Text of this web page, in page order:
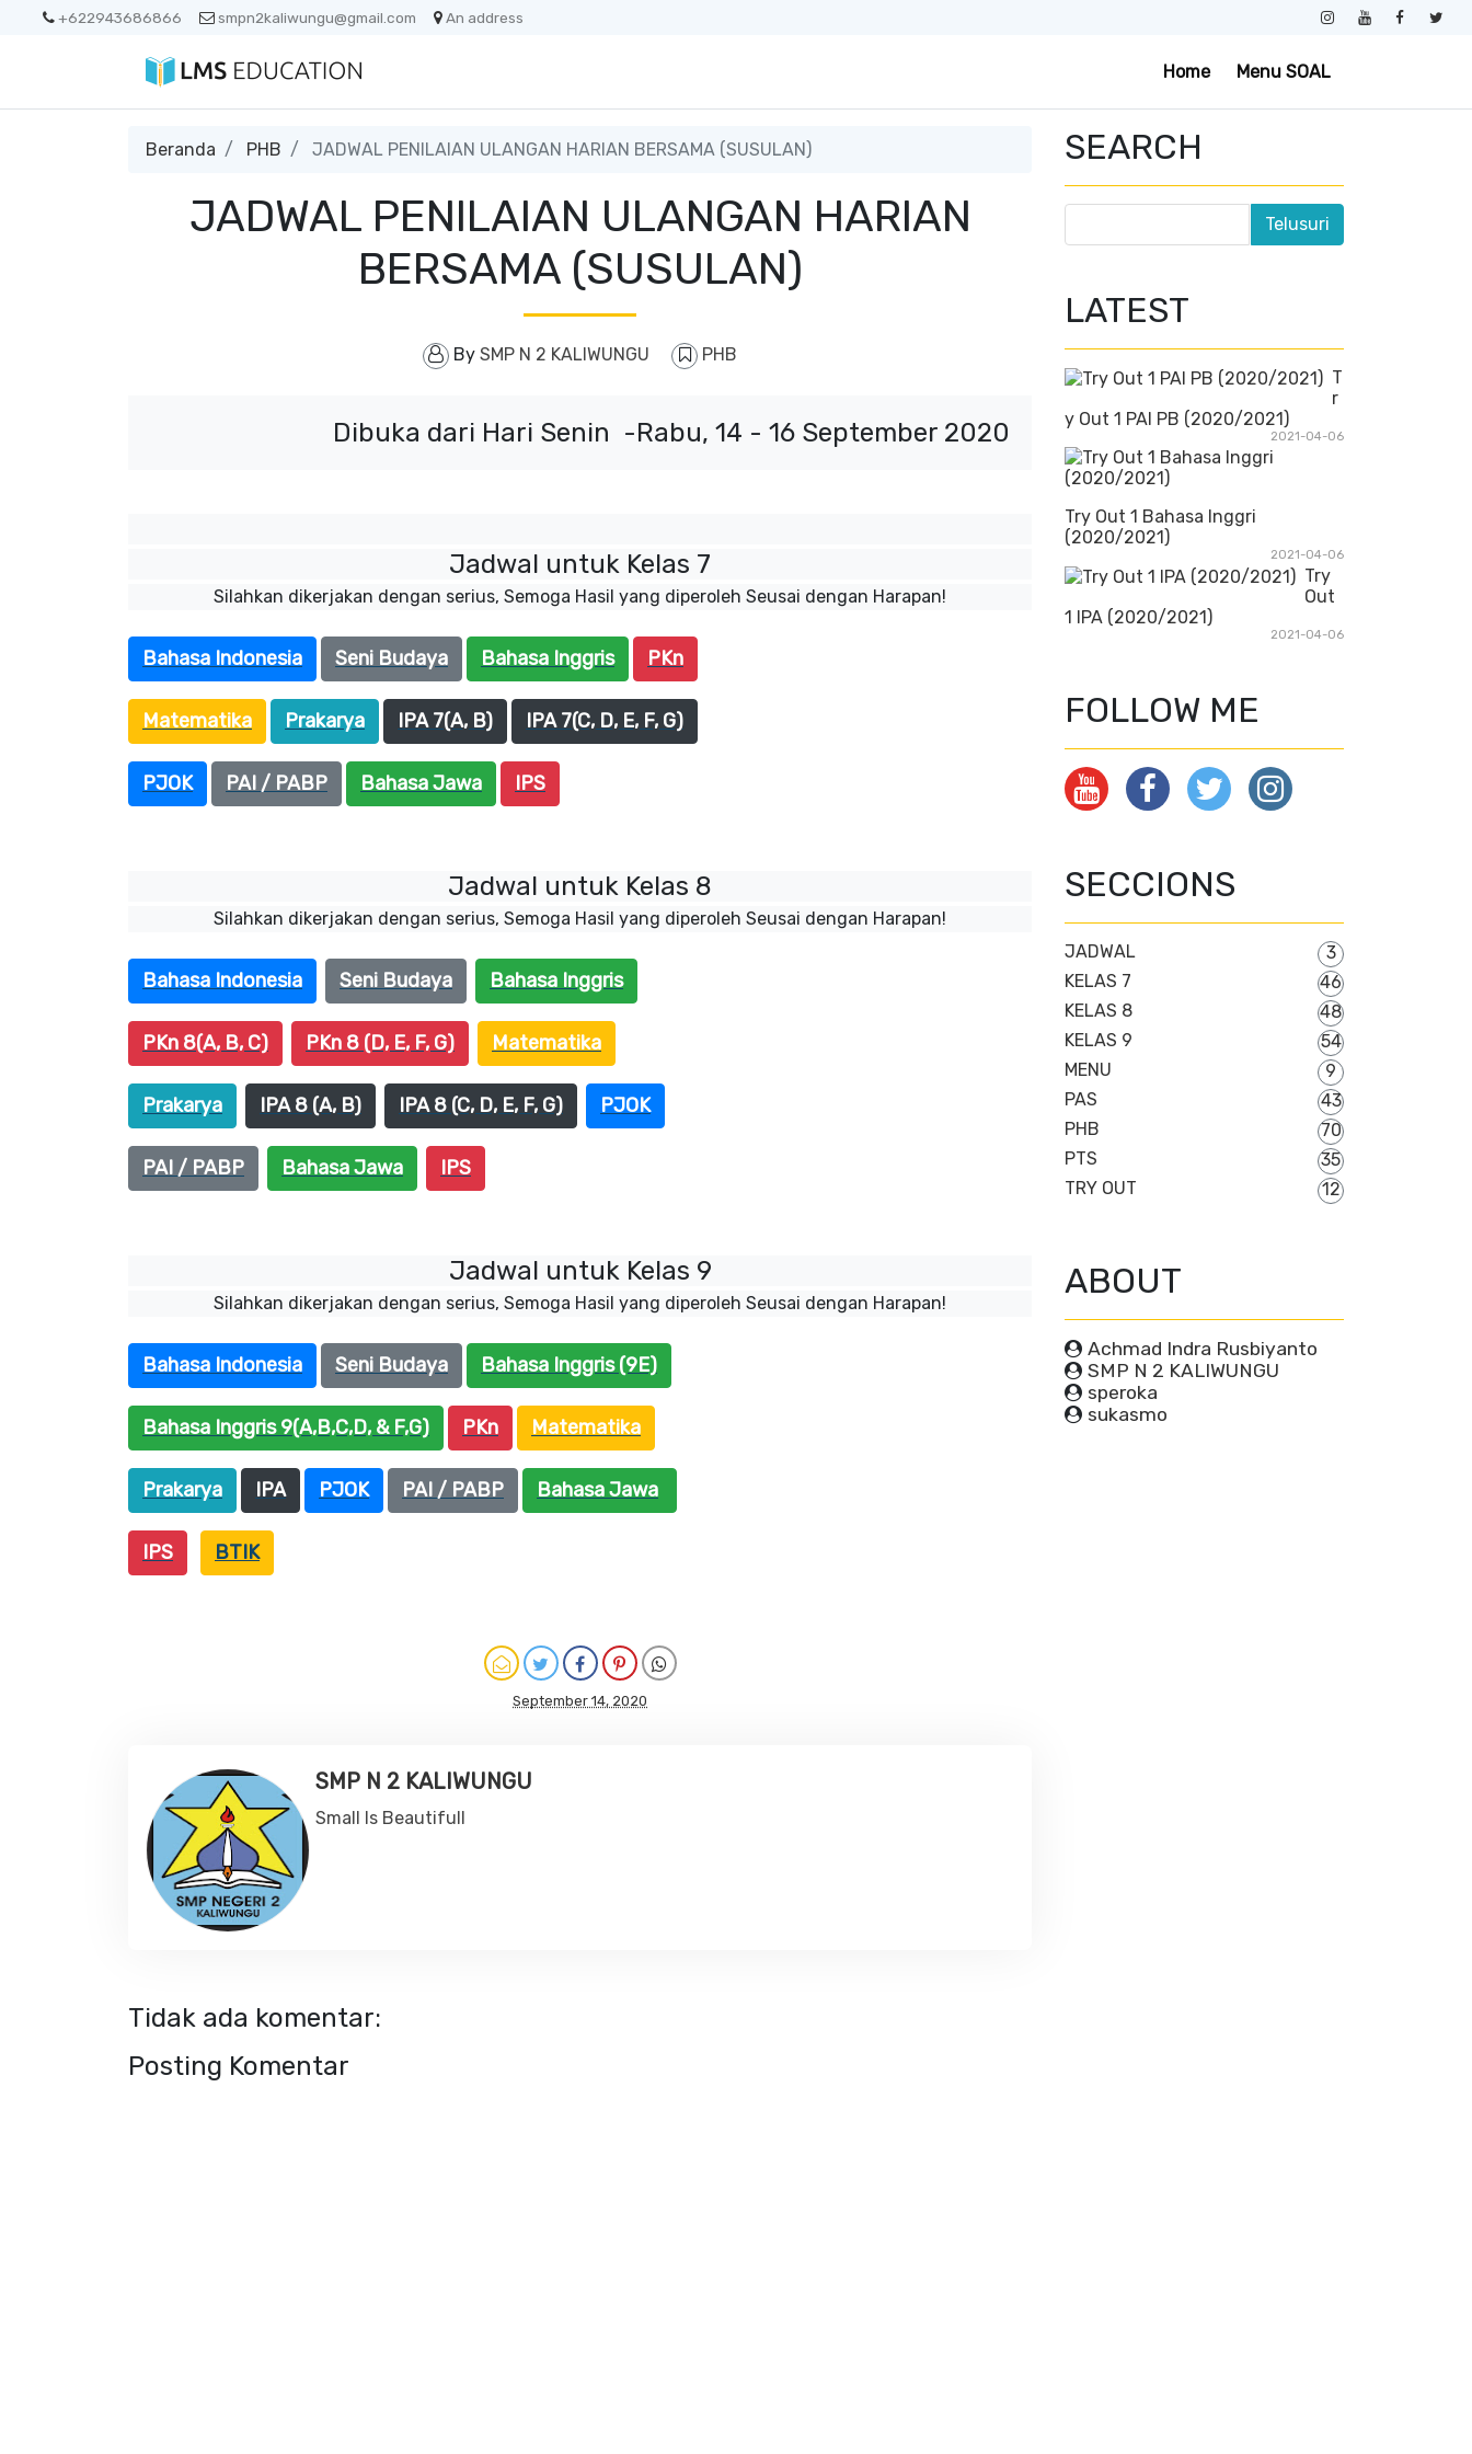
+622943686866 smpn2kaliwungu@gmail.com An address
Home Menu SOAL
Beranda PHB JADWAL PENILAIAN ULANGAN HARIAN BERSAMA (SUSULAN)
JADWAL PENILAIAN ULANGAN HARIAN
BERSAMA (SUSULAN)
By SMP N 2 KALIWUNGU PHB
Dibuka dari Hari Senin -Rabu, 14 - 16 September 2020
Jadwal untuk Kelas 7
Silahkan dikerjakan dengan serius, Semoga Hasil yang diperoleh Seusai dengan Harapan!
Bahasa Indonesia Seni Budaya Bahasa Inggris PKn
Matematika Prakarya IPA 7(A, B) IPA 7(C, D, E, F, G)
PJOK PAI / PABP Bahasa Jawa IPS
Jadwal untuk Kelas 8
Silahkan dikerjakan dengan serius, Semoga Hasil yang diperoleh Seusai dengan Harapan!
Bahasa Indonesia Seni Budaya Bahasa Inggris
PKn 8(A, B, C) PKn 8 (D, E, F, G) Matematika
Prakarya IPA 8 (A, B) IPA 8 (C, D, E, F, G) PJOK
PAI / PABP Bahasa Jawa IPS
Jadwal untuk Kelas 9
Silahkan dikerjakan dengan serius, Semoga Hasil yang diperoleh Seusai dengan Harapan!
Bahasa Indonesia Seni Budaya Bahasa Inggris (9E)
Bahasa Inggris 9(A,B,C,D, & F,G) PKn Matematika
Prakarya IPA PJOK PAI / PABP Bahasa Jawa
IPS BTIK
September 14, 2020
SMP N 2 KALIWUNGU
Small Is Beautifull
Tidak ada komentar:
Posting Komentar
SEARCH
LATEST
T
r
y Out 1 PAI PB (2020/2021)
2021-04-06
Try Out 1 Bahasa Inggri
(2020/2021)
2021-04-06
Try
Out
1 IPA (2020/2021)
2021-04-06
FOLLOW ME
SECCIONS
JADWAL
3
KELAS 7
46
KELAS 8
48
KELAS 9
54
MENU
9
PAS
43
PHB
70
PTS
35
TRY OUT
12
ABOUT
Achmad Indra Rusbiyanto
SMP N 2 KALIWUNGU
speroka
sukasmo